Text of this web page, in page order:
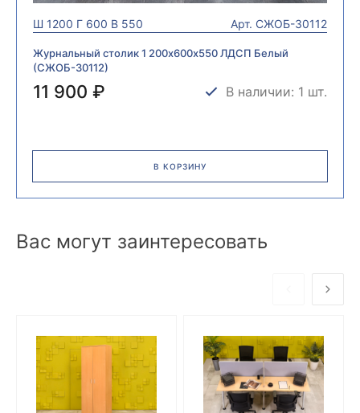
Ш 1200 Г 600 В 550 Арт. СЖОБ-30112
Журнальный столик 1 200х600х550 ЛДСП Белый
(СЖОБ-30112)
11 900 ₽ В наличии: 1 шт.
В КОРЗИНУ
Вас могут заинтересовать